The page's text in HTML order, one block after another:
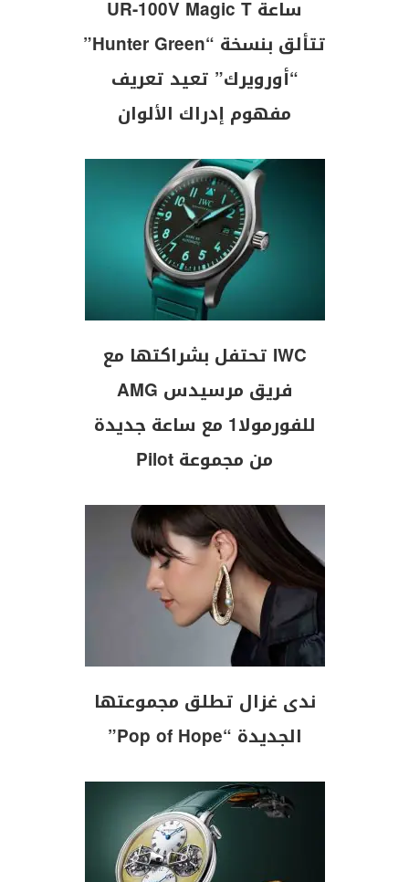
ساعة UR-100V Magic T
تتألق بنسخة “Hunter Green”
“أورويرك” تعيد تعريف
مفهوم إدراك الألوان
IWC تحتفل بشراكتها مع
فريق مرسيدس AMG
للفورمولا1 مع ساعة جديدة
من مجموعة Pilot
ندى غزال تطلق مجموعتها
الجديدة “Pop of Hope”